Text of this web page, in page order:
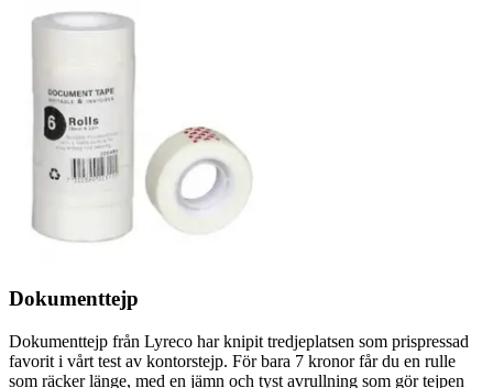
Dokumenttejp
Dokumenttejp från Lyreco har knipit tredjeplatsen som prispressad
favorit i vårt test av kontorstejp. För bara 7 kronor får du en rulle
som räcker länge, med en jämn och tyst avrullning som gör tejpen